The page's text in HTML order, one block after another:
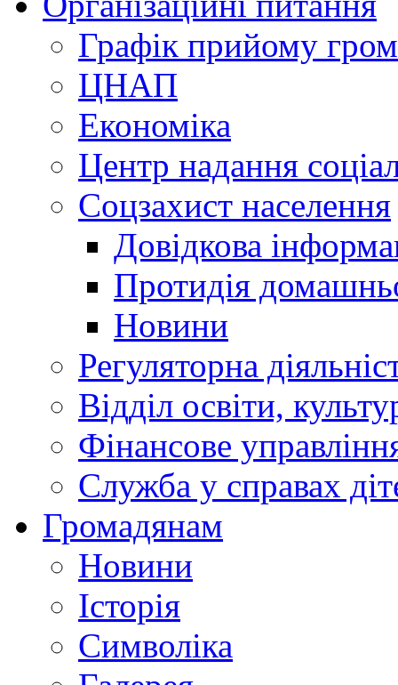
Графік прийому
ЦНАП
Економіка
Центр надання
Соцзахист населення
Довідкова
Протидія
Новини
Регуляторна
Відділ освіти,
Фінансове
Служба у справах
Громадянам
Новини
Історія
Символіка